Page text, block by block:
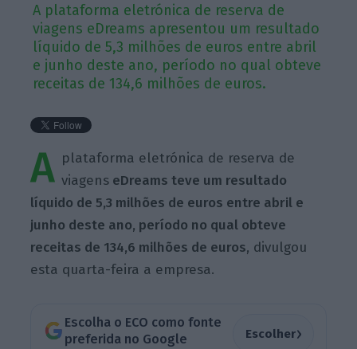
A plataforma eletrónica de reserva de
viagens eDreams apresentou um resultado
líquido de 5,3 milhões de euros entre abril
e junho deste ano, período no qual obteve
receitas de 134,6 milhões de euros.
A plataforma eletrónica de reserva de
viagens eDreams teve um resultado
líquido de 5,3 milhões de euros entre abril e
junho deste ano, período no qual obteve
receitas de 134,6 milhões de euros, divulgou
esta quarta-feira a empresa.
Escolha o ECO como fonte
preferida no Google
Escolher›